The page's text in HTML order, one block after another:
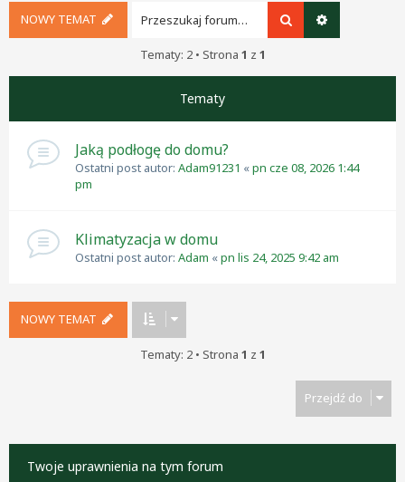
NOWY TEMAT Szukaj
Tematy: 2 • Strona 1 z 1
Tematy
Jaką podłogę do domu?
Ostatni post autor: Adam91231 «pn cze 08, 2026 1:44
pm
Klimatyzacja w domu
Ostatni post autor: Adam «pn lis 24, 2025 9:42 am
NOWY TEMAT
Tematy: 2 • Strona 1 z 1
Przejdź do
Twoje uprawnienia na tym forum